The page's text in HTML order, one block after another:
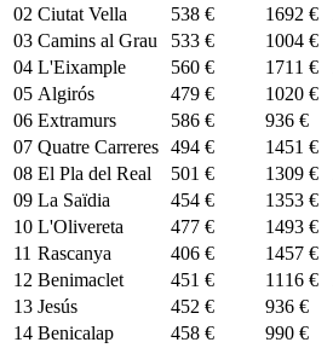
02 Ciutat Vella 538 € 1692 €
03 Camins al Grau 533 € 1004 €
04 L'Eixample 560 € 1711 €
05 Algirós 479 € 1020 €
06 Extramurs 586 € 936 €
07 Quatre Carreres 494 € 1451 €
08 El Pla del Real 501 € 1309 €
09 La Saïdia 454 € 1353 €
10 L'Olivereta 477 € 1493 €
11 Rascanya 406 € 1457 €
12 Benimaclet 451 € 1116 €
13 Jesús 452 € 936 €
14 Benicalap 458 € 990 €